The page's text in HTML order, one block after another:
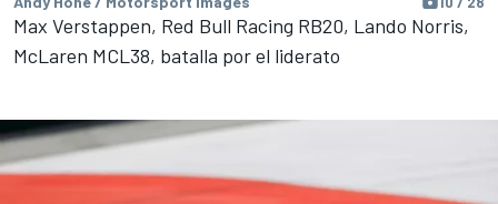
Max Verstappen, Red Bull Racing RB20, Lando Norris,
McLaren MCL38, batalla por el liderato